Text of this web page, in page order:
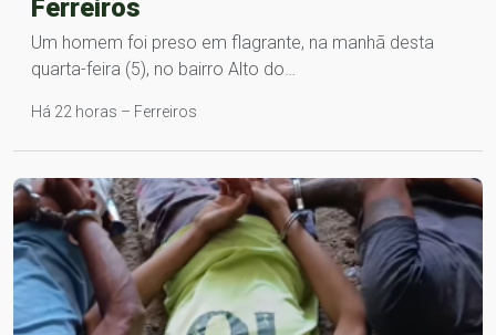
Ferreiros
Um homem foi preso em flagrante, na manhã desta
quarta-feira (5), no bairro Alto do…
Há 22 horas – Ferreiros